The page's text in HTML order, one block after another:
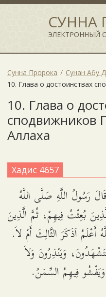
СУННА
ЭЛЕКТРОННЫЙ
Сунна Пророка Сунан Абу
10. Глава о достоинствах
10. Глава о
сподвижников
Аллаха
Хадис 4657
اللَّهِ صَلَّى اللَّهُ
بُعِثْتُ فِيهِمْ، ثُمَّ الَّذِينَ
أَعْلَمُ اَذَكَرَ الثَّالِثَ أَمْ لاَ.
وَيَنْذِرُونَ وَلاَ
وَيَفْشُو فِيهِمُ السِّمَنُ.